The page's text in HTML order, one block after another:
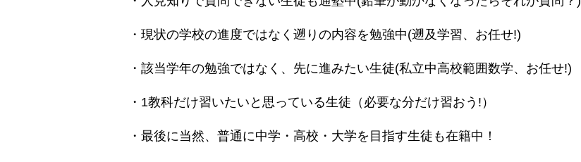
・現状の学校の進度ではなく遡りの内容を勉強中(遡及学習、お任せ!)
・該当学年の勉強ではなく、先に進みたい生徒(私立中高校範囲数学、お任せ!)
・1教科だけ習いたいと思っている生徒（必要な分だけ習おう!）
・最後に当然、普通に中学・高校・大学を目指す生徒も在籍中！